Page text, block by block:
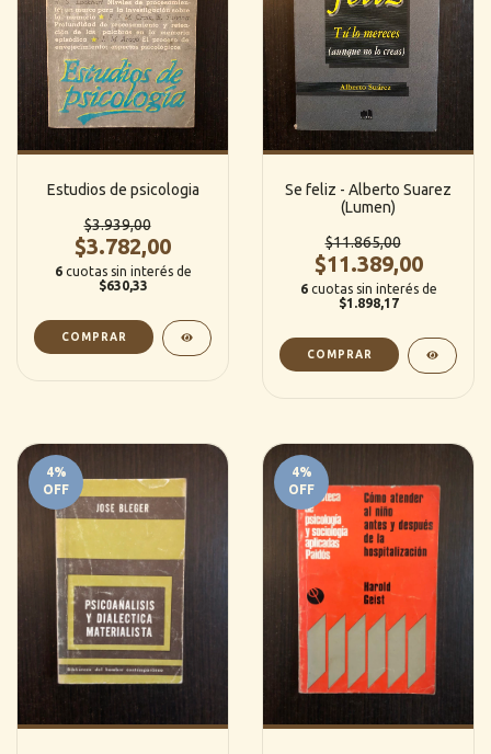
Estudios de psicologia
$3.939,00
$3.782,00
6 cuotas sin interés de
$630,33
Se feliz - Alberto Suarez
(Lumen)
$11.865,00
$11.389,00
6 cuotas sin interés de
$1.898,17
4%
OFF
4%
OFF